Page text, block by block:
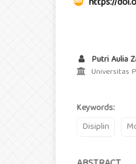
Putri Aulia
Universitas
Keywords:
Disiplin